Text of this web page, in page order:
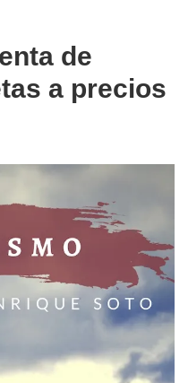
de
a precios